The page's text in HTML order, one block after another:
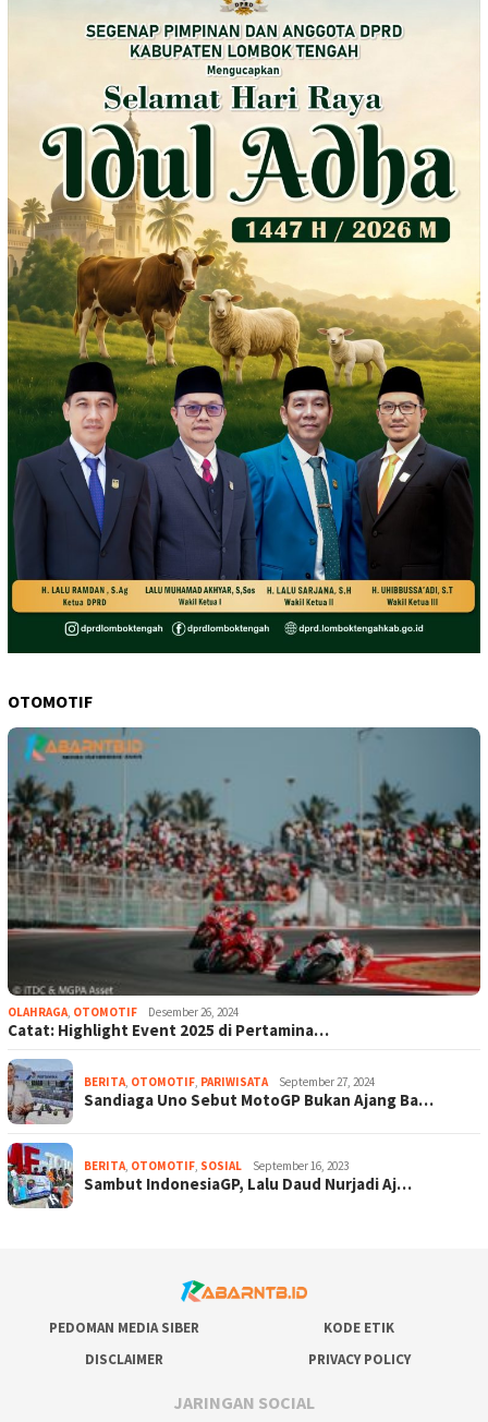
OTOMOTIF
OLAHRAGA, OTOMOTIF Desember 26, 2024
Catat: Highlight Event 2025 di Pertamina…
BERITA, OTOMOTIF, PARIWISATA September 27, 2024
Sandiaga Uno Sebut MotoGP Bukan Ajang Ba…
BERITA, OTOMOTIF, SOSIAL September 16, 2023
Sambut IndonesiaGP, Lalu Daud Nurjadi Aj…
PEDOMAN MEDIA SIBER
KODE ETIK
DISCLAIMER
PRIVACY POLICY
JARINGAN SOCIAL